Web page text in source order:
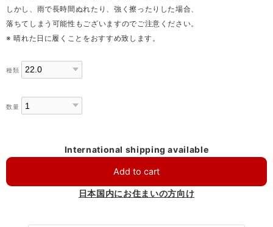
しかし、雨で長時間ぬれたり、強く擦ったりした場合、
落ちてしまう可能性もございますのでご注意ください。
※ 晴れた日に履くことをおすすめ致します。
種類
数量
International shipping available
Add to cart
日本国内にお住まいの方向け